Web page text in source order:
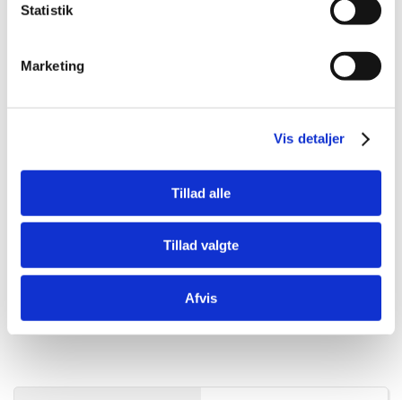
Statistik
Marketing
Vis detaljer
Tillad alle
Tillad valgte
Afvis
Philips TUV PL-S
11W/2P UV-C Pære –
11 Watt
Helialux spectrum 1500
DKK 2.499,00